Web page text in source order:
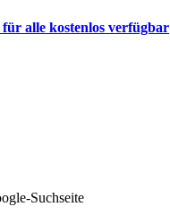
alle kostenlos verfügbar